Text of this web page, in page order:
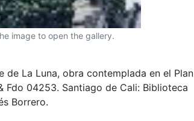
image to open the gallery.
de La Luna, obra contemplada en el Plan
Fdo 04253. Santiago de Cali: Biblioteca
Borrero.